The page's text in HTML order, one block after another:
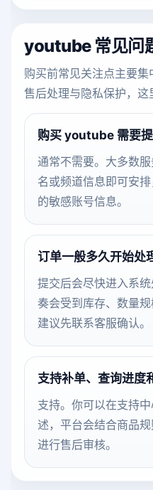
youtube 常见问
购买前常见关注点主要集
售后处理与隐私保护，这
购买 youtube 需要提
通常不需要。大多数
名或频道信息即可安
的敏感账号信息。
订单一般多久开始处
提交后会尽快进入系
奏会受到库存、数量
建议先联系客服确认。
支持补单、查询进度
支持。你可以在支持
述，平台会结合商品
进行售后审核。